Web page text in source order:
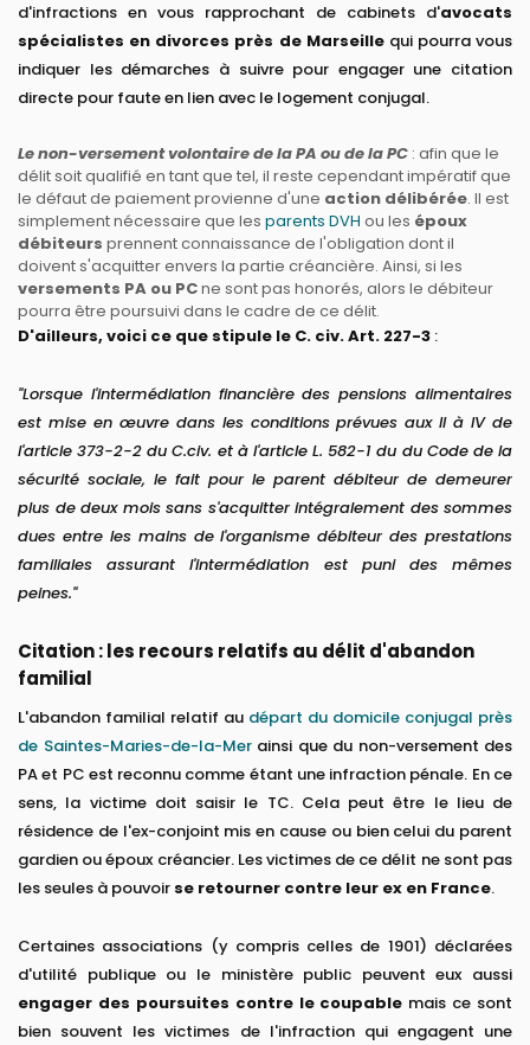
d'infractions en vous rapprochant de cabinets d'avocats
spécialistes en divorces près de Marseillequi pourra vous
indiquer les démarches à suivre pour engager une citation
directe pour faute en lien avec le logement conjugal.
Le non-versement volontaire de la PA ou de la PC : afin que le
délit soit qualifié en tant que tel, il reste cependant impératif que
le défaut de paiement provienne d'une action délibérée. Il est
simplement nécessaire que les parents DVH ou les époux
débiteurs prennent connaissance de l'obligation dont il
doivent s'acquitter envers la partie créancière. Ainsi, si les
versements PA ou PCne sont pas honorés, alors le débiteur
pourra être poursuivi dans le cadre de ce délit.
D'ailleurs, voici ce que stipule le C. civ. Art. 227-3 :
"Lorsque l'intermédiation financière des pensions alimentaires
est mise en œuvre dans les conditions prévues aux II à IV de
l'article 373-2-2 du C.civ. et à l'article L. 582-1 du du Code de la
sécurité sociale, le fait pour le parent débiteur de demeurer
plus de deux mois sans s'acquitter intégralement des sommes
dues entre les mains de l'organisme débiteur des prestations
familiales assurant l'intermédiation est puni des mêmes
peines."
Citation : les recours relatifs au délit d'abandon
familial
L'abandon familial relatif au départ du domicile conjugal près
de Saintes-Maries-de-la-Merainsi que du non-versement des
PA et PC est reconnu comme étant une infraction pénale. En ce
sens, la victime doit saisir le TC. Cela peut être le lieu de
résidence de l'ex-conjoint mis en cause ou bien celui du parent
gardien ou époux créancier. Les victimes de ce délit ne sont pas
les seules à pouvoir se retourner contre leur ex en France.
Certaines associations (y compris celles de 1901) déclarées
d'utilité publique ou le ministère public peuvent eux aussi
engager des poursuites contre le coupable mais ce sont
bien souvent les victimes de l'infraction qui engagent une